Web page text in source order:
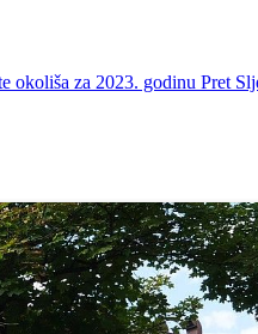
okoliša za 2023. godinu Pret